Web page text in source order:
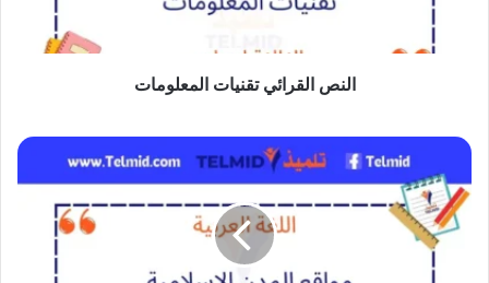
النص القرائي تقنيات المعلومات
مواقع
المدن
الإسلامية